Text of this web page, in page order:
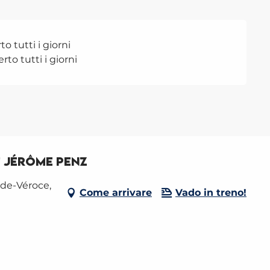
tutti i giorni
tutti i giorni
Penz
Véroce,
Come arrivare Vado in treno!